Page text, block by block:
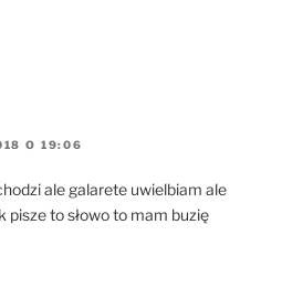
O 19:06
ale galarete uwielbiam ale
pisze to słowo to mam buzię